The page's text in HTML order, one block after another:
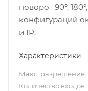
поворот 90°,
конфигураций
и IP.
Характеристики
Макс. разрешение
Количество входов